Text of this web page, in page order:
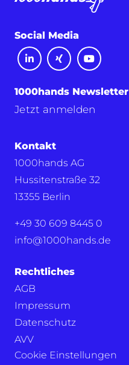
Social Media
1000hands Newsletter
Jetzt anmelden
Kontakt
1000hands AG
Hussitenstraße 32
13355 Berlin
+49 30 609 8445 0
info@1000hands.de
Rechtliches
AGB
Impressum
Datenschutz
AVV
Cookie Einstellungen